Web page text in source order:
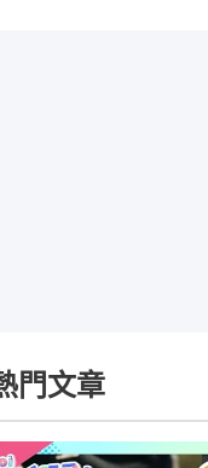
門文章